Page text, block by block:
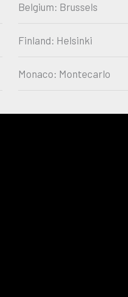
Belgium: Brussels
Finland: Helsinki
Monaco: Montecarlo